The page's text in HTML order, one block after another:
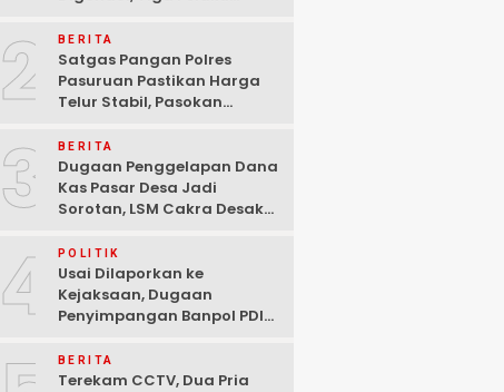
Pasuruan
2 BERITA
Satgas Pangan Polres
Pasuruan Pastikan Harga
Telur Stabil, Pasokan
Kekhawatiran Fluktuasi
3 BERITA
Dugaan Penggelapan Dana
Kas Pasar Desa Jadi
Sorotan, LSM Cakra Desak
4 POLITIK
Usai Dilaporkan ke
Kejaksaan, Dugaan
Penyimpangan Banpol PDIP
Tuntas “6 Eks Ketua PAC
Cabut Laporan”
BERITA
Terekam CCTV, Dua Pria